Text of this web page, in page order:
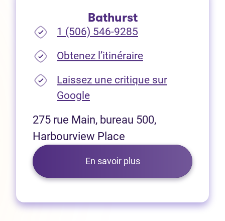
Bathurst
1 (506) 546-9285
Obtenez l’itinéraire(Ouvre dans un
Laissez une critique sur
Google(Ouvre dans un nouvel
275 rue Main, bureau 500,
Harbourview Place
En savoir plus